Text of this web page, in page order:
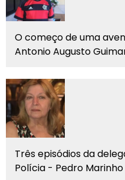
O começo de uma
Antonio Augusto
Três episódios da
Polícia - Pedro Marinho